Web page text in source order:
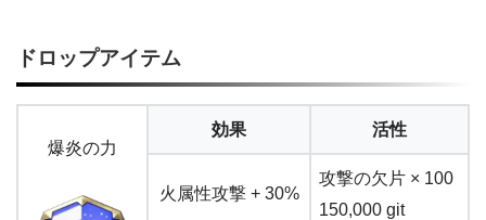
ドロップアイテム
爆炎の力
効果 活性
火属性攻撃 + 30%
攻撃の欠片 × 100
150,000 git